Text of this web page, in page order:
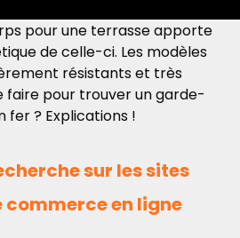
pour une terrasse apporte
de celle-ci. Les modèles
résistants et très
faire pour trouver un garde-
fer ? Explications !
sur les sites
en ligne